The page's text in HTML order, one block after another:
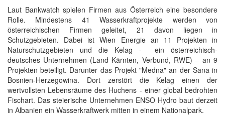
Laut Bankwatch spielen Firmen aus Österreich eine besondere
Rolle. Mindestens 41 Wasserkraftprojekte werden von
österreichischen Firmen geleitet, 21 davon liegen in
Schutzgebieten. Dabei ist Wien Energie an 11 Projekten in
Naturschutzgebieten und die Kelag - ein österreichisch-
deutsches Unternehmen (Land Kärnten, Verbund, RWE) – an 9
Projekten beteiligt. Darunter das Projekt "Medna" an der Sana in
Bosnien-Herzegowina. Dort zerstört die Kelag einen der
wertvollsten Lebensräume des Huchens - einer global bedrohten
Fischart. Das steierische Unternehmen ENSO Hydro baut derzeit
in Albanien ein Wasserkraftwerk mitten in einem Nationalpark.